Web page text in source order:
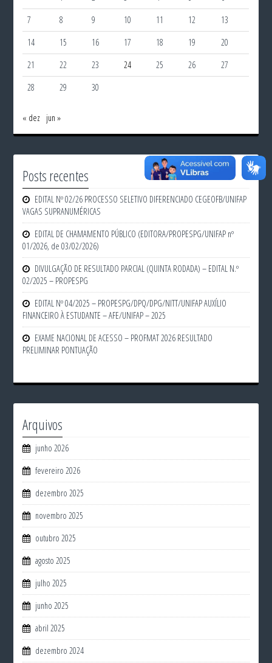
7
8 9 10 11 12
13
14
15 16 17 18 19
20
21
22 23 24 25 26
27
28
29 30
« dez jun »
Posts recentes
EDITAL Nº 02/26 PROCESSO SELETIVO DIFERENCIADO CEGEOFB/UNIFAP
VAGAS SUPRANUMÉRICAS
EDITAL DE CHAMAMENTO PÚBLICO (EDITORA/PROPESPG/UNIFAP nº
01/2026, de 03/02/2026)
DIVULGAÇÃO DE RESULTADO PARCIAL (QUINTA RODADA) – EDITAL N.º
02/2025 – PROPESPG
EDITAL Nº 04/2025 – PROPESPG/DPQ/DPG/NITT/UNIFAP AUXÍLIO
FINANCEIRO À ESTUDANTE – AFE/UNIFAP – 2025
EXAME NACIONAL DE ACESSO – PROFMAT 2026 RESULTADO
PRELIMINAR PONTUAÇÃO
Arquivos
junho 2026
fevereiro 2026
dezembro 2025
novembro 2025
outubro 2025
agosto 2025
julho 2025
junho 2025
abril 2025
dezembro 2024